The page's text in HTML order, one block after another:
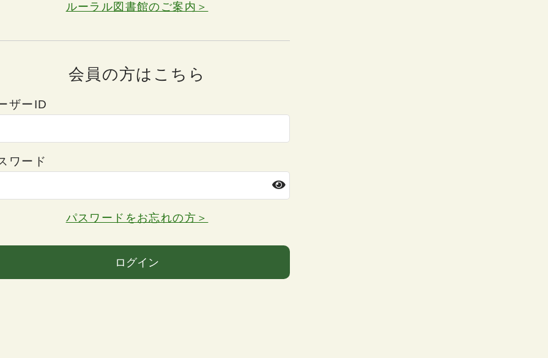
ルーラル図書館のご案内＞
会員の方はこちら
ザーID
ワード
パスワードをお忘れの方＞
ログイン